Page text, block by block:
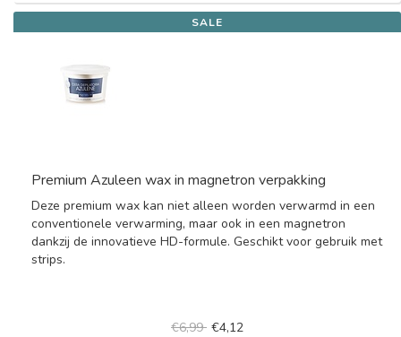
SALE
Premium Azuleen wax in magnetron verpakking
Deze premium wax kan niet alleen worden verwarmd in een
conventionele verwarming, maar ook in een magnetron
dankzij de innovatieve HD-formule. Geschikt voor gebruik met
strips.
€6,99 €4,12